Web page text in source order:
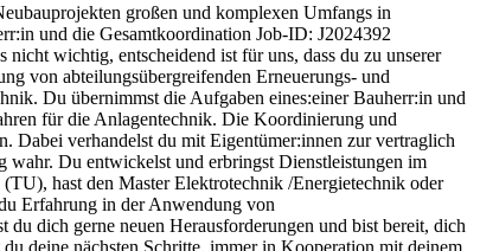
großen und komplexen Umfangs in
und die Gesamt­koordi­nation Job-ID: J2024392
wichtig, entscheidend ist für uns, dass du zu unserer
von abteilungsübergreifenden Erneuerungs- und
Du übernimmst die Aufgaben eines:einer Bauherr:in und
für die Anlagentechnik. Die Koordinierung und
Dabei verhandelst du mit Eigentümer:innen zur vertraglich
wahr. Du entwickelst und erbringst Dienstleistungen im
hast den Master Elektrotechnik /Energietechnik oder
Erfahrung in der Anwendung von
dich gerne neuen Herausforderungen und bist bereit, dich
deine nächsten Schritte, immer in Kooperation mit deinem